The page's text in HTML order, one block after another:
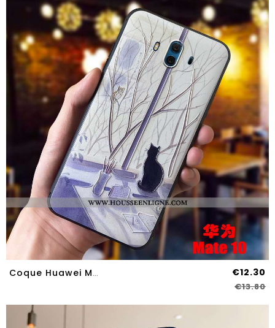
Coque Huawei Mate 10 Protection Délavé En Daim Tout Compris Violet Personnalité Petit €12.30
€13.80